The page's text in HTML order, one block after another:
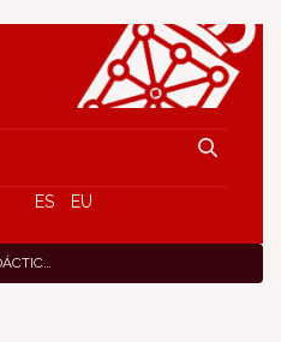
ES EU
EN ÁREAS REMOTAS